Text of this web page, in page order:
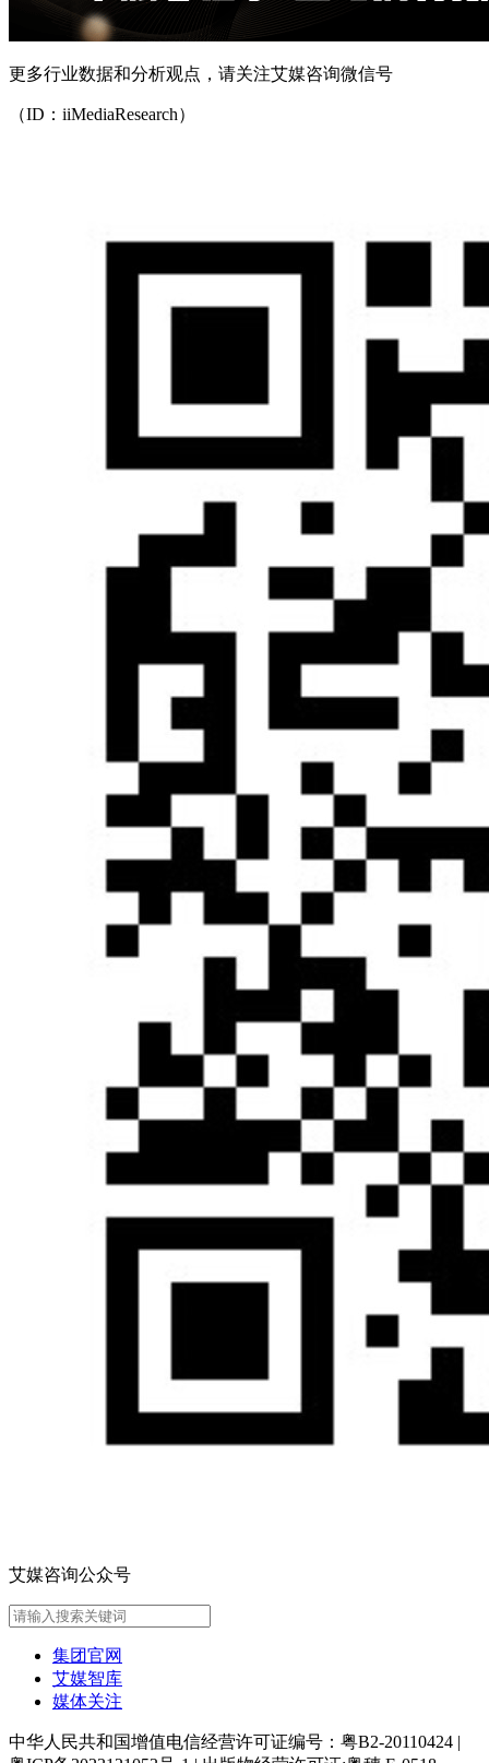
更多行业数据和分析观点，请关注艾媒咨询微信号
（ID：iiMediaResearch）
艾媒咨询公众号
集团官网
艾媒智库
媒体关注
中华人民共和国增值电信经营许可证编号：粤B2-20110424 |